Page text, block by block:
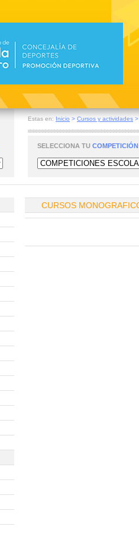
Estas en: Inicio > Cursos y actividades >
SELECCIONA TU
CURSOS